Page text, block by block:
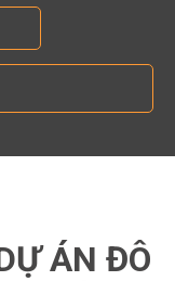
ÁN ĐÔ